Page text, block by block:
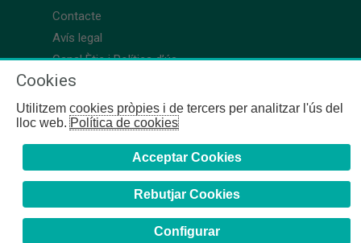
Contacte
Avís legal
Canal Ètic i Política d’ús
Cookies
Utilitzem cookies pròpies i de tercers per analitzar l'ús del
lloc web.Política de cookies
Acceptar Cookies
Rebutjar Cookies
Configurar